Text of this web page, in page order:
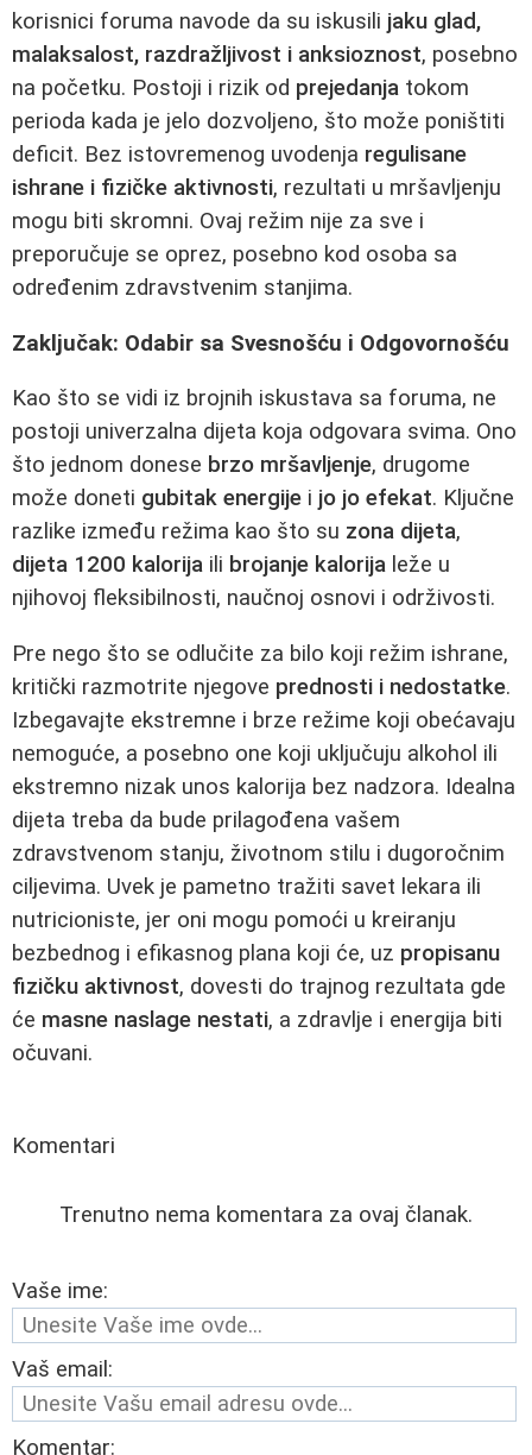
korisnici foruma navode da su iskusili jaku glad,
malaksalost, razdražljivost i anksioznost, posebno
na početku. Postoji i rizik od prejedanja tokom
perioda kada je jelo dozvoljeno, što može poništiti
deficit. Bez istovremenog uvodenja regulisane
ishrane i fizičke aktivnosti, rezultati u mršavljenju
mogu biti skromni. Ovaj režim nije za sve i
preporučuje se oprez, posebno kod osoba sa
određenim zdravstvenim stanjima.
Zaključak: Odabir sa Svesnošću i Odgovornošću
Kao što se vidi iz brojnih iskustava sa foruma, ne
postoji univerzalna dijeta koja odgovara svima. Ono
što jednom donese brzo mršavljenje, drugome
može doneti gubitak energije i jo jo efekat. Ključne
razlike između režima kao što su zona dijeta,
dijeta 1200 kalorija ili brojanje kalorija leže u
njihovoj fleksibilnosti, naučnoj osnovi i održivosti.
Pre nego što se odlučite za bilo koji režim ishrane,
kritički razmotrite njegove prednosti i nedostatke.
Izbegavajte ekstremne i brze režime koji obećavaju
nemoguće, a posebno one koji uključuju alkohol ili
ekstremno nizak unos kalorija bez nadzora. Idealna
dijeta treba da bude prilagođena vašem
zdravstvenom stanju, životnom stilu i dugoročnim
ciljevima. Uvek je pametno tražiti savet lekara ili
nutricioniste, jer oni mogu pomoći u kreiranju
bezbednog i efikasnog plana koji će, uz propisanu
fizičku aktivnost, dovesti do trajnog rezultata gde
će masne naslage nestati, a zdravlje i energija biti
očuvani.
Komentari
Trenutno nema komentara za ovaj članak.
Vaše ime:
Vaš email:
Komentar: